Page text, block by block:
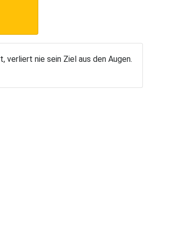
verliert nie sein Ziel aus den Augen.